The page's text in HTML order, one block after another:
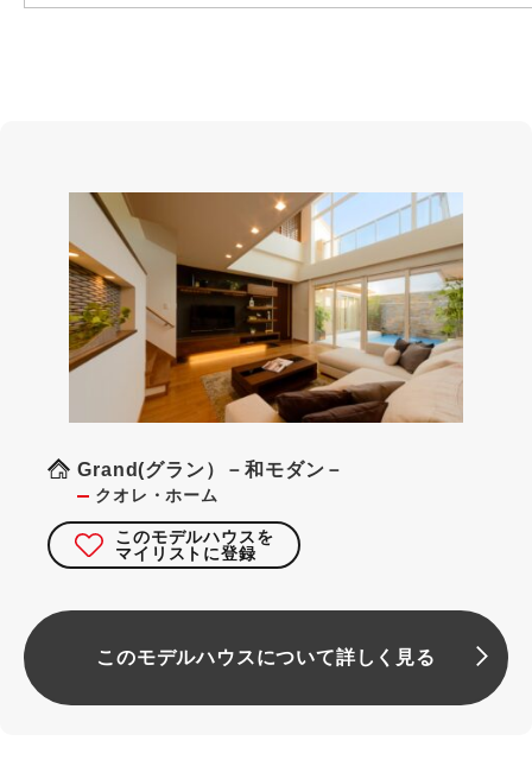
Grand(グラン）－和モダン－
クオレ・ホーム
このモデルハウスを
マイリストに登録
このモデルハウスについて詳しく見る